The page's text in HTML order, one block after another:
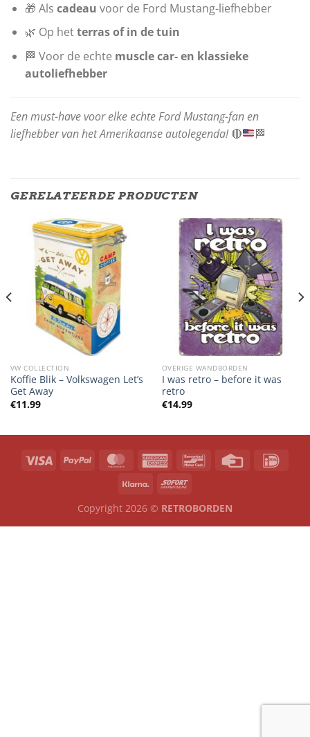
🎁 Als cadeau voor de Ford Mustang-liefhebber
🌿 Op hetterras of in de tuin
🏁 Voor de echte muscle car- en klassieke
autoliefhebber
Een must-have voor elke echte Ford Mustang-fan en
liefhebber van het Amerikaanse autolegenda! 🔴 🏁
GERELATEERDE PRODUCTEN
VW COLLECTION
Koffie Blik – Volkswagen Let’s
Get Away
€11.99
OVERIGE WANDBORDEN
I was retro – before it was
retro
€14.99
Copyright 2026 © RETROBORDEN